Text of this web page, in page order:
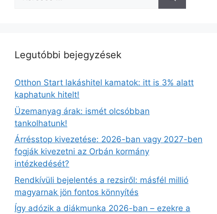
Legutóbbi bejegyzések
Otthon Start lakáshitel kamatok: itt is 3% alatt
kaphatunk hitelt!
Üzemanyag árak: ismét olcsóbban
tankolhatunk!
Árrésstop kivezetése: 2026-ban vagy 2027-ben
fogják kivezetni az Orbán kormány
intézkedését?
Rendkívüli bejelentés a rezsiről: másfél millió
magyarnak jön fontos könnyítés
Így adózik a diákmunka 2026-ban – ezekre a